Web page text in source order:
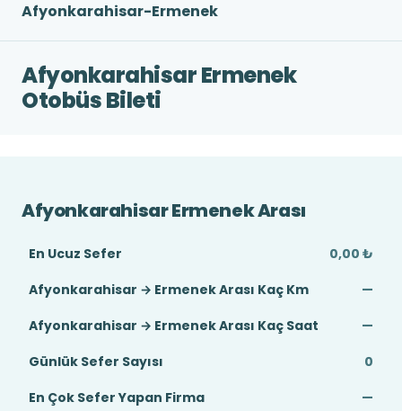
Afyonkarahisar-Ermenek
Afyonkarahisar Ermenek
Otobüs Bileti
Afyonkarahisar Ermenek Arası
En Ucuz Sefer
0,00 ₺
Afyonkarahisar → Ermenek Arası Kaç Km
—
Afyonkarahisar → Ermenek Arası Kaç Saat
—
Günlük Sefer Sayısı
0
En Çok Sefer Yapan Firma
—